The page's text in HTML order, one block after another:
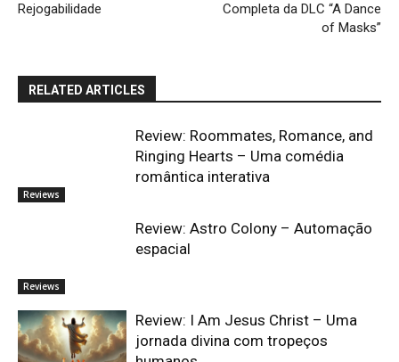
Rejogabilidade
Completa da DLC “A Dance
of Masks”
RELATED ARTICLES
Reviews
Review: Roommates, Romance, and
Ringing Hearts – Uma comédia
romântica interativa
Reviews
Review: Astro Colony – Automação
espacial
Review: I Am Jesus Christ – Uma
jornada divina com tropeços